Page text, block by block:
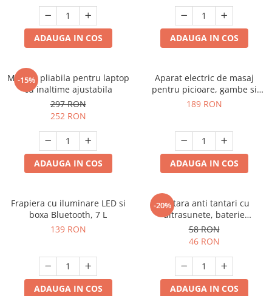
ADAUGA IN COS ADAUGA IN COS
-15%
Masuta pliabila pentru laptop
cu inaltime ajustabila
297 RON
252 RON
ADAUGA IN COS
Aparat electric de masaj
pentru picioare, gambe si
brate
189 RON
ADAUGA IN COS
Frapiera cu iluminare LED si
boxa Bluetooth, 7 L
139 RON
ADAUGA IN COS
-20%
Bratara anti tantari cu
ultrasunete, baterie
reincarcabila 90mAh
58 RON
46 RON
ADAUGA IN COS